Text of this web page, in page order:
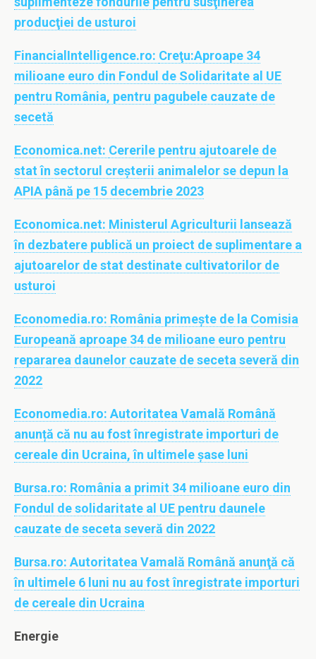
producţiei de usturoi
FinancialIntelligence.ro: Creţu:Aproape 34
milioane euro din Fondul de Solidaritate al UE
pentru România, pentru pagubele cauzate de
secetă
Economica.net: Cererile pentru ajutoarele de
stat în sectorul creșterii animalelor se depun la
APIA până pe 15 decembrie 2023
Economica.net: Ministerul Agriculturii lansează
în dezbatere publică un proiect de suplimentare a
ajutoarelor de stat destinate cultivatorilor de
usturoi
Economedia.ro: România primește de la Comisia
Europeană aproape 34 de milioane euro pentru
repararea daunelor cauzate de seceta severă din
2022
Economedia.ro: Autoritatea Vamală Română
anunță că nu au fost înregistrate importuri de
cereale din Ucraina, în ultimele șase luni
Bursa.ro: România a primit 34 milioane euro din
Fondul de solidaritate al UE pentru daunele
cauzate de seceta severă din 2022
Bursa.ro: Autoritatea Vamală Română anunţă că
în ultimele 6 luni nu au fost înregistrate importuri
de cereale din Ucraina
Energie